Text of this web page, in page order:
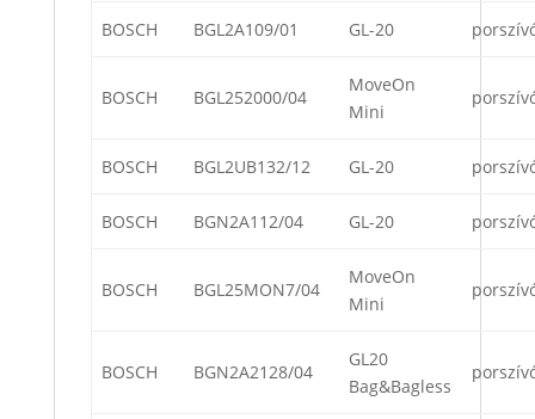
BOSCH BGL2A109/01 GL-20
BOSCH BGL252000/04
MoveOn
Mini
BOSCH BGL2UB132/12 GL-20
BOSCH BGN2A112/04 GL-20
BOSCH BGL25MON7/04
MoveOn
Mini
BOSCH BGN2A2128/04
GL20
Bag&Bagless